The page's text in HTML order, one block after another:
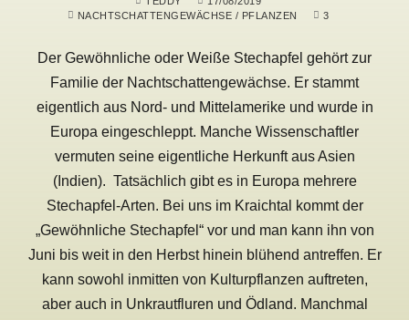
NACHTSCHATTENGEWÄCHSE / PFLANZEN 3
Der Gewöhnliche oder Weiße Stechapfel gehört zur
Familie der Nachtschattengewächse. Er stammt
eigentlich aus Nord- und Mittelamerike und wurde in
Europa eingeschleppt. Manche Wissenschaftler
vermuten seine eigentliche Herkunft aus Asien
(Indien). Tatsächlich gibt es in Europa mehrere
Stechapfel-Arten. Bei uns im Kraichtal kommt der
„Gewöhnliche Stechapfel“ vor und man kann ihn von
Juni bis weit in den Herbst hinein blühend antreffen. Er
kann sowohl inmitten von Kulturpflanzen auftreten,
aber auch in Unkrautfluren und Ödland. Manchmal